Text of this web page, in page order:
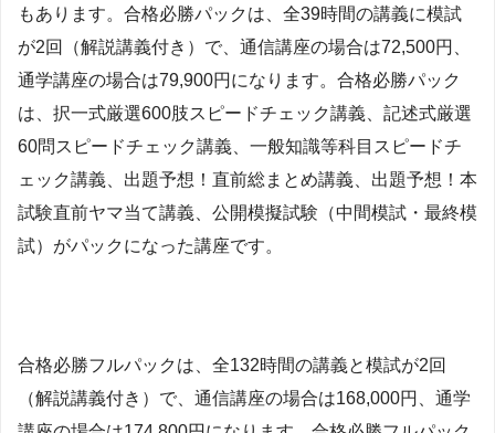
もあります。合格必勝パックは、全39時間の講義に模試
が2回（解説講義付き）で、通信講座の場合は72,500円、
通学講座の場合は79,900円になります。合格必勝パック
は、択一式厳選600肢スピードチェック講義、記述式厳選
60問スピードチェック講義、一般知識等科目スピードチ
ェック講義、出題予想！直前総まとめ講義、出題予想！本
試験直前ヤマ当て講義、公開模擬試験（中間模試・最終模
試）がパックになった講座です。
合格必勝フルパックは、全132時間の講義と模試が2回
（解説講義付き）で、通信講座の場合は168,000円、通学